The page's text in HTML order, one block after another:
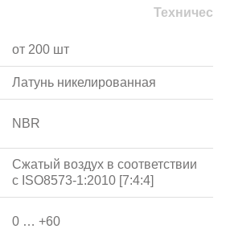
от 200 шт
Латунь никелированная
NBR
Сжатый воздух в соответствии
с ISO8573-1:2010 [7:4:4]
0 … +60